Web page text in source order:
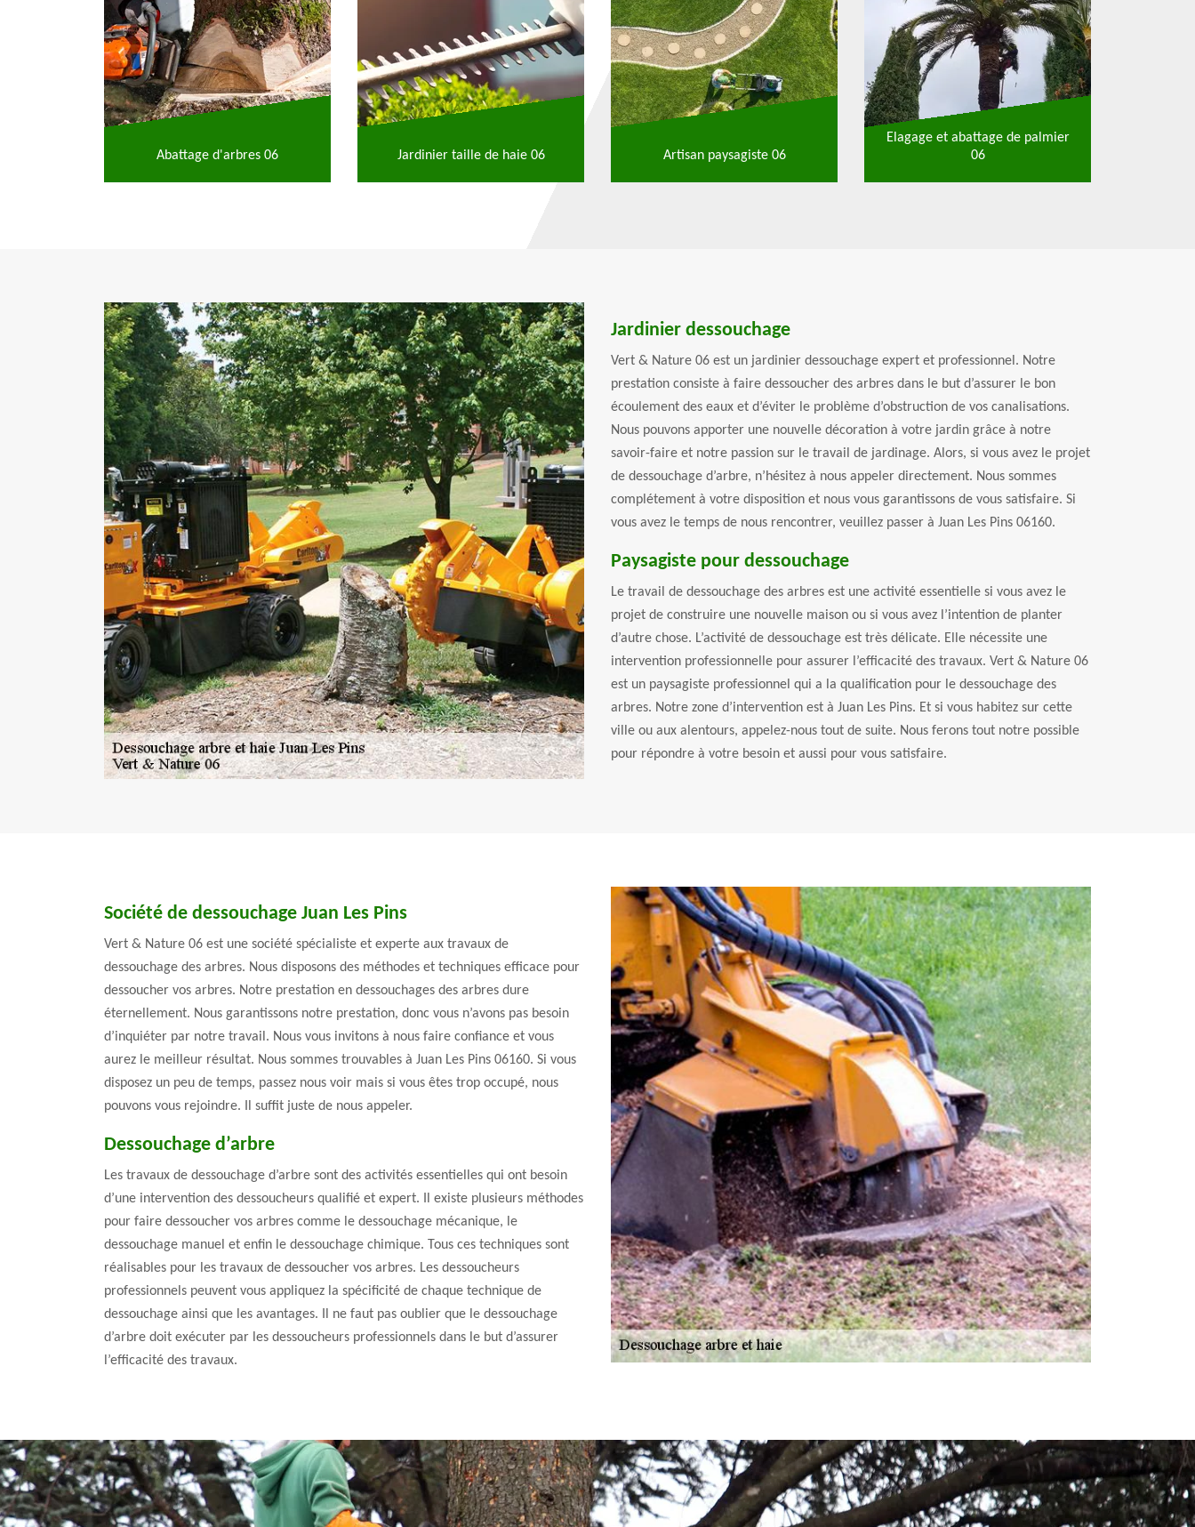
Abattage d'arbres 06 Jardinier taille de haie 06 Artisan paysagiste 06
Elagage et abattage de palmier
06
Jardinier dessouchage
Vert & Nature 06 est un jardinier dessouchage expert et professionnel. Notre
prestation consiste à faire dessoucher des arbres dans le but d’assurer le bon
écoulement des eaux et d’éviter le problème d’obstruction de vos canalisations.
Nous pouvons apporter une nouvelle décoration à votre jardin grâce à notre
savoir-faire et notre passion sur le travail de jardinage. Alors, si vous avez le projet
de dessouchage d’arbre, n’hésitez à nous appeler directement. Nous sommes
complétement à votre disposition et nous vous garantissons de vous satisfaire. Si
vous avez le temps de nous rencontrer, veuillez passer à Juan Les Pins 06160.
Paysagiste pour dessouchage
Le travail de dessouchage des arbres est une activité essentielle si vous avez le
projet de construire une nouvelle maison ou si vous avez l’intention de planter
d’autre chose. L’activité de dessouchage est très délicate. Elle nécessite une
intervention professionnelle pour assurer l’efficacité des travaux. Vert & Nature 06
est un paysagiste professionnel qui a la qualification pour le dessouchage des
arbres. Notre zone d’intervention est à Juan Les Pins. Et si vous habitez sur cette
ville ou aux alentours, appelez-nous tout de suite. Nous ferons tout notre possible
pour répondre à votre besoin et aussi pour vous satisfaire.
Société de dessouchage Juan Les Pins
Vert & Nature 06 est une société spécialiste et experte aux travaux de
dessouchage des arbres. Nous disposons des méthodes et techniques efficace pour
dessoucher vos arbres. Notre prestation en dessouchages des arbres dure
éternellement. Nous garantissons notre prestation, donc vous n’avons pas besoin
d’inquiéter par notre travail. Nous vous invitons à nous faire confiance et vous
aurez le meilleur résultat. Nous sommes trouvables à Juan Les Pins 06160. Si vous
disposez un peu de temps, passez nous voir mais si vous êtes trop occupé, nous
pouvons vous rejoindre. Il suffit juste de nous appeler.
Dessouchage d’arbre
Les travaux de dessouchage d’arbre sont des activités essentielles qui ont besoin
d’une intervention des dessoucheurs qualifié et expert. Il existe plusieurs méthodes
pour faire dessoucher vos arbres comme le dessouchage mécanique, le
dessouchage manuel et enfin le dessouchage chimique. Tous ces techniques sont
réalisables pour les travaux de dessoucher vos arbres. Les dessoucheurs
professionnels peuvent vous appliquez la spécificité de chaque technique de
dessouchage ainsi que les avantages. Il ne faut pas oublier que le dessouchage
d’arbre doit exécuter par les dessoucheurs professionnels dans le but d’assurer
l’efficacité des travaux.